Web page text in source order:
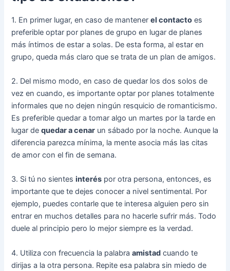
1. En primer lugar, en caso de mantenerel contacto es
preferible optar por planes de grupo en lugar de planes
más íntimos de estar a solas. De esta forma, al estar en
grupo, queda más claro que se trata de un plan de amigos.
2. Del mismo modo, en caso de quedar los dos solos de
vez en cuando, es importante optar por planes totalmente
informales que no dejen ningún resquicio de romanticismo.
Es preferible quedar a tomar algo un martes por la tarde en
lugar dequedar a cenar un sábado por la noche. Aunque la
diferencia parezca mínima, la mente asocia más las citas
de amor con el fin de semana.
3. Si tú no sientesinterés por otra persona, entonces, es
importante que te dejes conocer a nivel sentimental. Por
ejemplo, puedes contarle que te interesa alguien pero sin
entrar en muchos detalles para no hacerle sufrir más. Todo
duele al principio pero lo mejor siempre es la verdad.
4. Utiliza con frecuencia la palabraamistad cuando te
dirijas a la otra persona. Repite esa palabra sin miedo de